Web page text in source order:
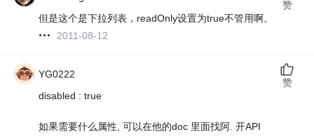
但是这个是下拉列表，readOnly设置为true不管用啊。
2011-08-12
赞
YG0222
disabled : true
如果需要什么属性, 可以在他的doc 里面找阿. 开API
赞